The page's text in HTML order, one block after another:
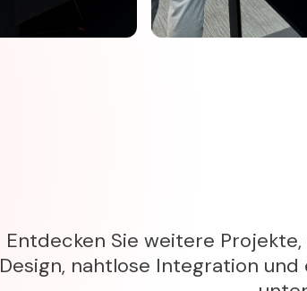
Entdecken Sie weitere
Design, nahtlose Integration